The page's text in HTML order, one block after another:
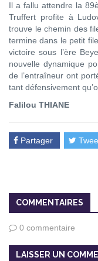
Il a fallu attendre la
Truffert profite à
trouve le chemin des
termine dans le petit
victoire sous l’ère
nouvelle dynamique
de l’entraîneur ont
tant défensivement
Falilou THIANE
Partager
COMMENTAIRES
0 commentaire
LAISSER UN